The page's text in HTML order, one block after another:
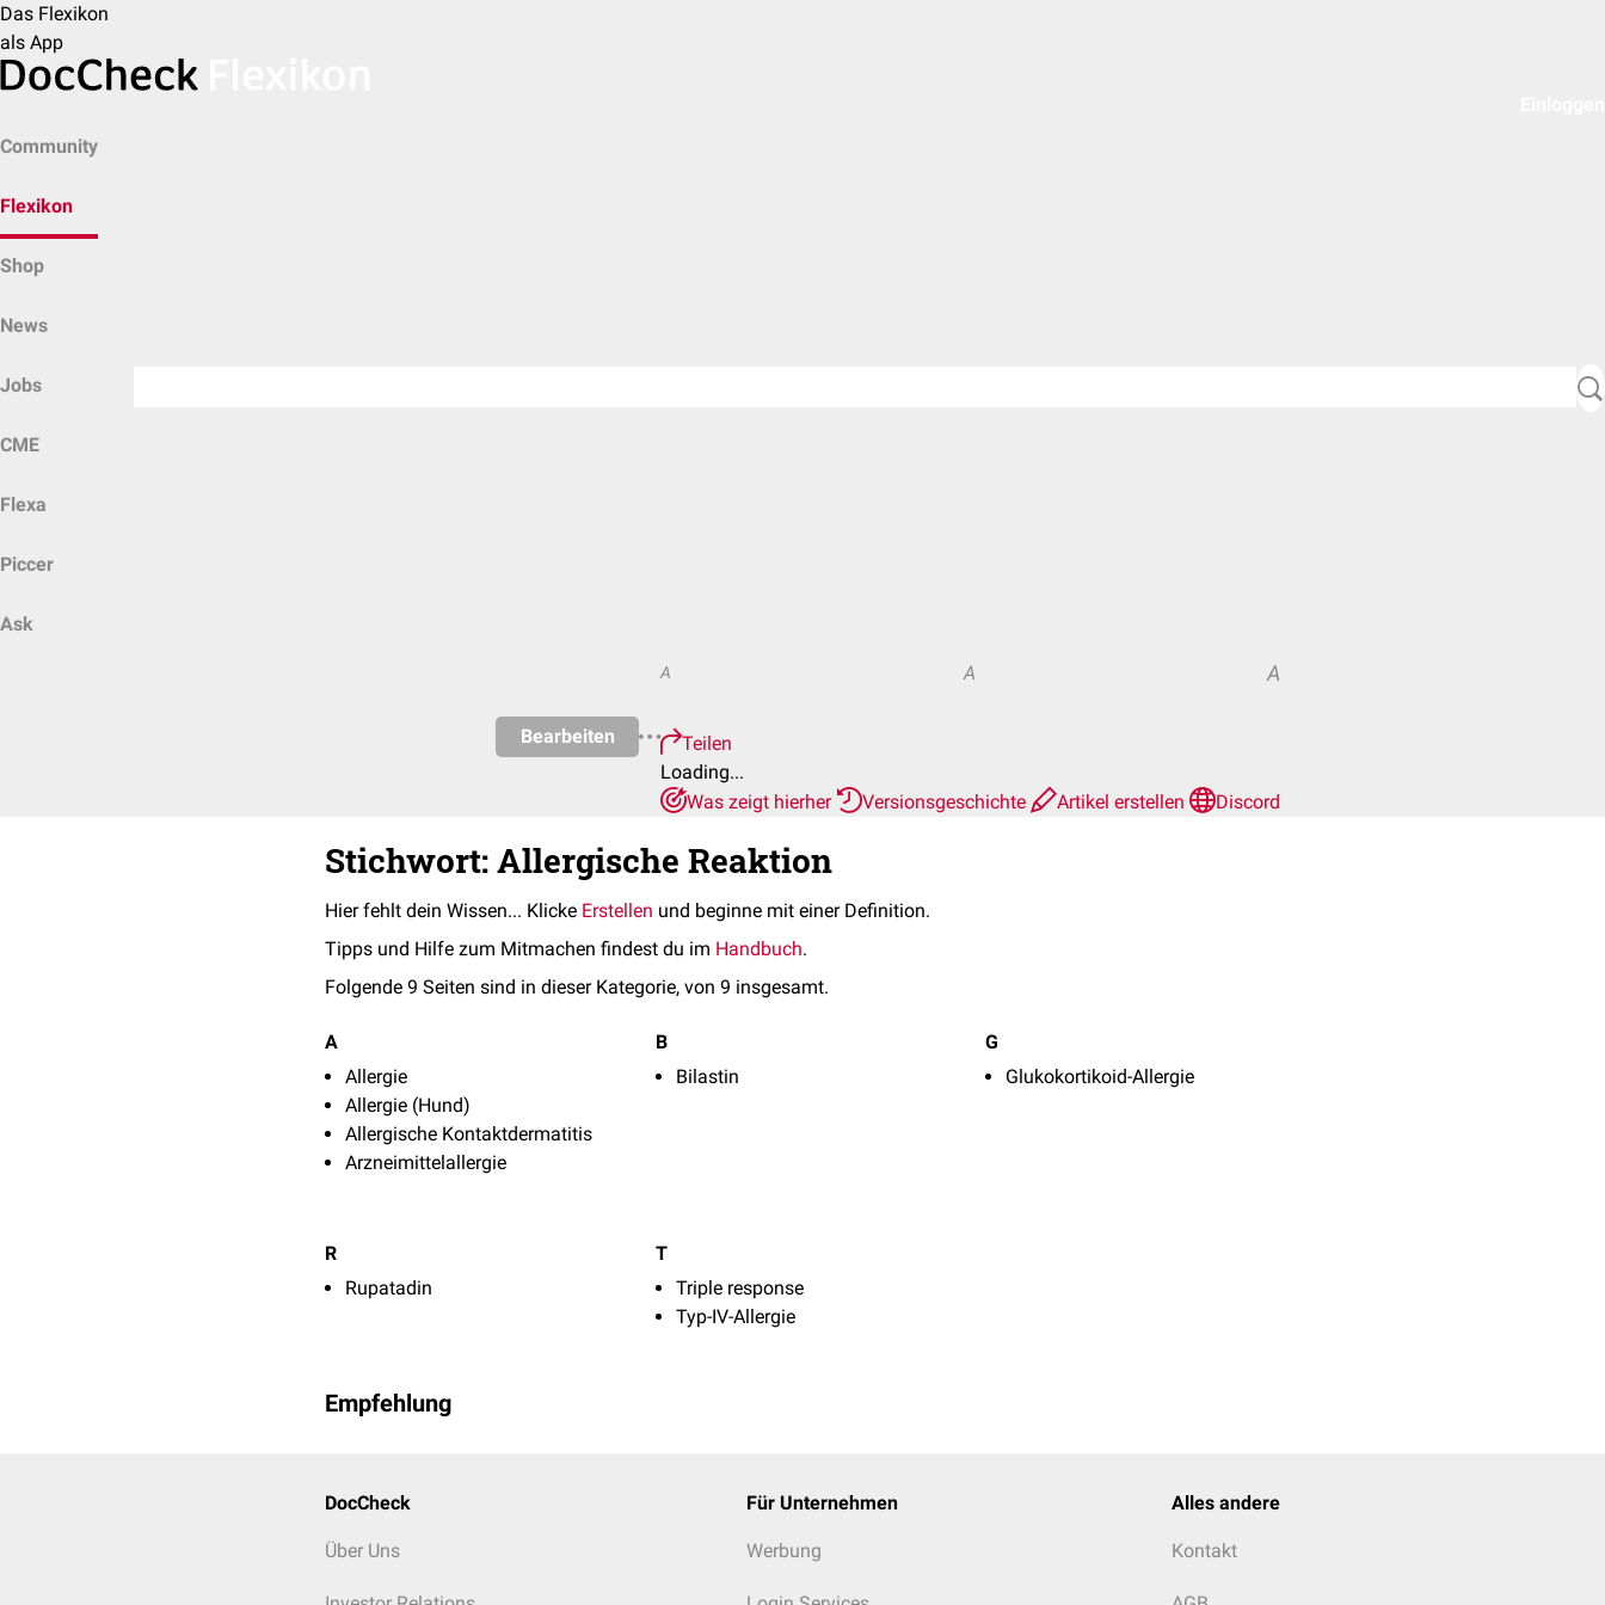
Das Flexikon
als App
Community
Flexikon
Shop
News
Jobs
CME
Flexa
Piccer
Ask
Bearbeiten
A A A
Teilen
Loading...
Was zeigt hierher
Versionsgeschichte Artikel erstellen Discord
Stichwort: Allergische Reaktion
Hier fehlt dein Wissen... Klicke Erstellen und beginne mit einer Definition.
Tipps und Hilfe zum Mitmachen findest du im Handbuch.
Folgende 9 Seiten sind in dieser Kategorie, von 9 insgesamt.
A
Allergie
Allergie (Hund)
Allergische Kontaktdermatitis
Arzneimittelallergie
B
Bilastin
G
Glukokortikoid-Allergie
R
Rupatadin
T
Triple response
Typ-IV-Allergie
Empfehlung
DocCheck
Über Uns
Für Unternehmen
Werbung
Alles andere
Kontakt